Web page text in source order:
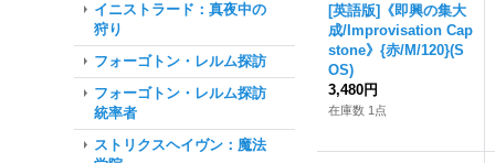
イニストラード：真夜中の
狩り
フォーゴトン・レルム探訪
フォーゴトン・レルム探訪
統率者
ストリクスヘイヴン：魔法
[英語版]《即興の集大
成/Improvisation Cap
stone》{赤/M/120}(S
OS)
3,480円
在庫数 1点